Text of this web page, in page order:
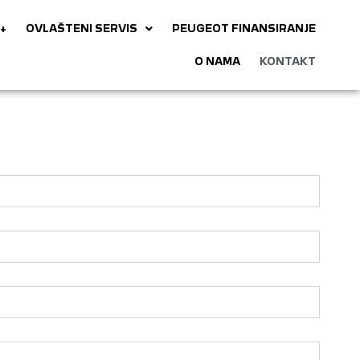
OVLAŠTENI SERVIS PEUGEOT FINANSIRANJE
O NAMA KONTAKT